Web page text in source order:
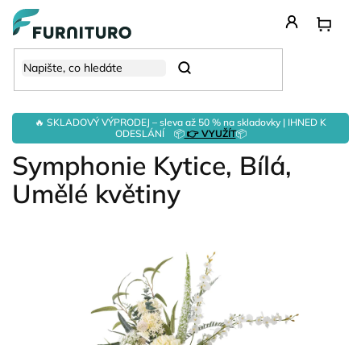
Přejít
obsah
🔥 SKLADOVÝ VÝPRODEJ – sleva až 50 % na skladovky | IHNED K
ODESLÁNÍ 📦👉 VYUŽÍT📦
Hledat
Symphonie Kytice, Bílá,
Umělé květiny